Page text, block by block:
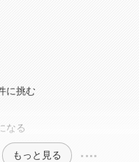
に挑む
なる
もっと見る